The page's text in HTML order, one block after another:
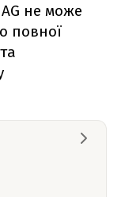
не може
повної